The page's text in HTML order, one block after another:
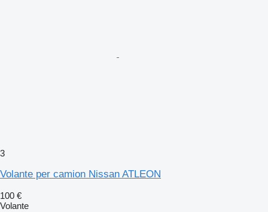
3
Volante per camion Nissan ATLEON
100 €
Volante